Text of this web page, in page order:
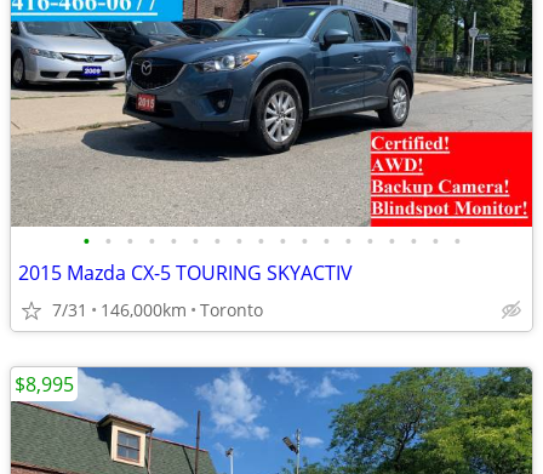
• • • • • • • • • • • • • • • • • •
2015 Mazda CX-5 TOURING SKYACTIV
7/31 146,000km Toronto
$8,995